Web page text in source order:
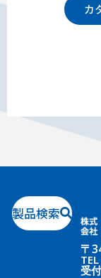
カ
製品検索
〒
TEL
受